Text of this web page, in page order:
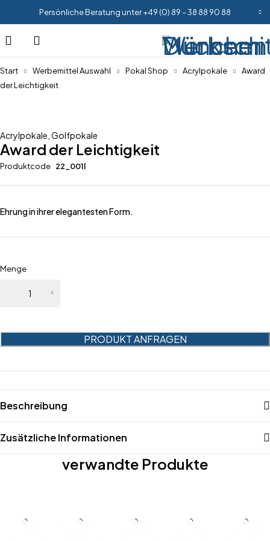
Persönliche Beratung unter +49 (0) 89 – 38 88 90 88
Start Werbemittel Auswahl Pokal Shop Acrylpokale
Award
der Leichtigkeit
Acrylpokale Golfpokale
Award der Leichtigkeit
Produktcode 22_001l
Ehrung in ihrer elegantesten Form.
Menge
Leichtigkeit
PRODUKT ANFRAGEN
Beschreibung
Zusätzliche Informationen
verwandte Produkte